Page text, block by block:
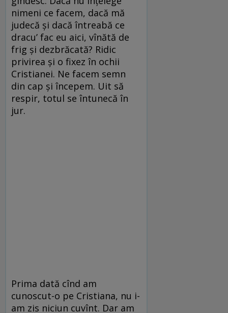
nimeni ce facem, dacă mă
judecă și dacă întreabă ce
dracu’ fac eu aici, vînătă de
frig și dezbrăcată? Ridic
privirea și o fixez în ochii
Cristianei. Ne facem semn
din cap și începem. Uit să
respir, totul se întunecă în
jur.
Prima dată cînd am
cunoscut-o pe Cristiana, nu i-
am zis niciun cuvînt. Dar am